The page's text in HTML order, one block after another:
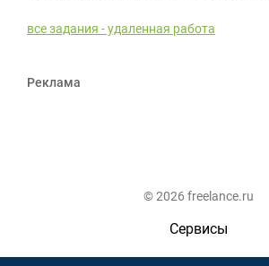
все задания - удаленная работа
Реклама
© 2026 freelance.ru
Сервисы